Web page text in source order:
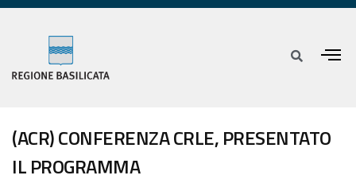
(ACR) CONFERENZA CRLE, PRESENTATO
IL PROGRAMMA